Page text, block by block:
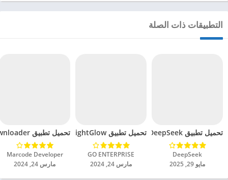
التطبيقات ذات الصلة
تحميل تطبيق DeepSeek مهكر للاندرويد 2025
DeepSeek‏
مايو 29, 2025
تحميل تطبيق BrightGlow مهكر للاندرويد 2024
GO ENTERPRISE‏
مارس 24, 2024
تحميل تطبيق mp4 video downloader مهكر للاندرويد 2024
Marcode Developer‏
مارس 24, 2024